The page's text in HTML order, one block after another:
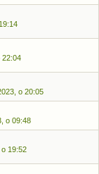
22:04
o 20:05
o 09:48
19:52